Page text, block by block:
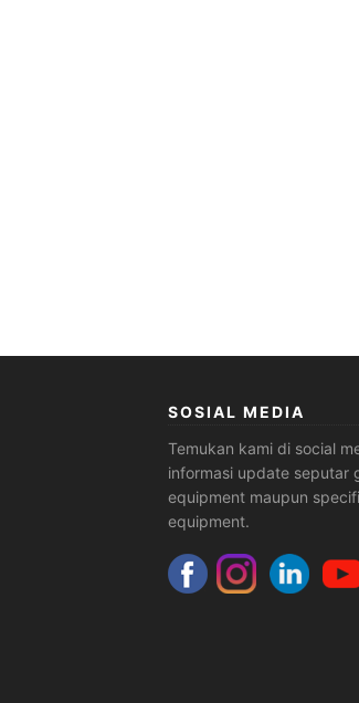
SOSIAL MEDIA
Temukan kami di social
informasi update seputar
equipment maupun
equipment.